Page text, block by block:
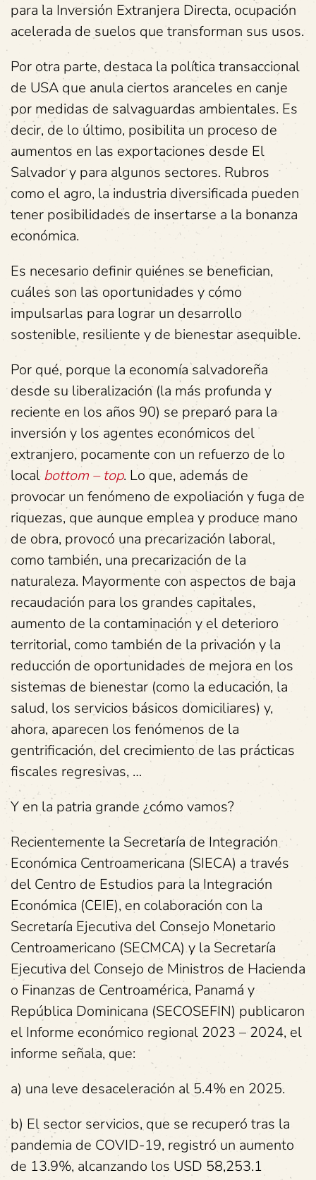
para la Inversión Extranjera Directa, ocupación
acelerada de suelos que transforman sus usos.
Por otra parte, destaca la política transaccional
de USA que anula ciertos aranceles en canje
por medidas de salvaguardas ambientales. Es
decir, de lo último, posibilita un proceso de
aumentos en las exportaciones desde El
Salvador y para algunos sectores. Rubros
como el agro, la industria diversificada pueden
tener posibilidades de insertarse a la bonanza
económica.
Es necesario definir quiénes se benefician,
cuáles son las oportunidades y cómo
impulsarlas para lograr un desarrollo
sostenible, resiliente y de bienestar asequible.
Por qué, porque la economía salvadoreña
desde su liberalización (la más profunda y
reciente en los años 90) se preparó para la
inversión y los agentes económicos del
extranjero, pocamente con un refuerzo de lo
localbottom – top. Lo que, además de
provocar un fenómeno de expoliación y fuga de
riquezas, que aunque emplea y produce mano
de obra, provocó una precarización laboral,
como también, una precarización de la
naturaleza. Mayormente con aspectos de baja
recaudación para los grandes capitales,
aumento de la contaminación y el deterioro
territorial, como también de la privación y la
reducción de oportunidades de mejora en los
sistemas de bienestar (como la educación, la
salud, los servicios básicos domiciliares) y,
ahora, aparecen los fenómenos de la
gentrificación, del crecimiento de las prácticas
fiscales regresivas, …
Y en la patria grande ¿cómo vamos?
Recientemente la Secretaría de Integración
Económica Centroamericana (SIECA) a través
del Centro de Estudios para la Integración
Económica (CEIE), en colaboración con la
Secretaría Ejecutiva del Consejo Monetario
Centroamericano (SECMCA) y la Secretaría
Ejecutiva del Consejo de Ministros de Hacienda
o Finanzas de Centroamérica, Panamá y
República Dominicana (SECOSEFIN) publicaron
el Informe económico regional 2023 – 2024, el
informe señala, que:
a) una leve desaceleración al 5.4% en 2025.
b) El sector servicios, que se recuperó tras la
pandemia de COVID-19, registró un aumento
de 13.9%, alcanzando los USD 58,253.1